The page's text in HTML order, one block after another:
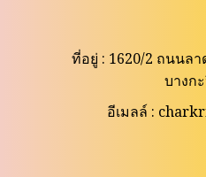
ที่อยู่ : 1620/2 ถนนล
บางก
อีเมลล์ :